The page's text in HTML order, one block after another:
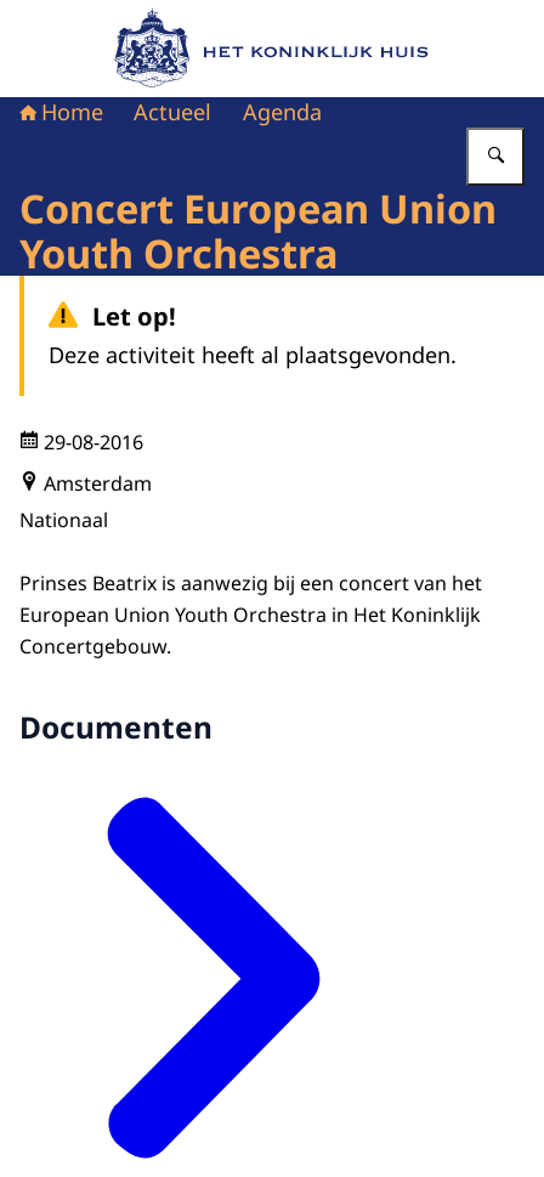
Naar de homepage van Het Koninklijk Huis
Home Actueel Agenda
Concert European Union
Youth Orchestra
Let op!
Deze activiteit heeft al plaatsgevonden.
29-08-2016
Amsterdam
Nationaal
Prinses Beatrix is aanwezig bij een concert van het
European Union Youth Orchestra in Het Koninklijk
Concertgebouw.
Documenten